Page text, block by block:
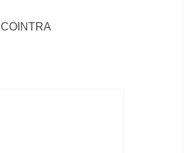
COINTRA